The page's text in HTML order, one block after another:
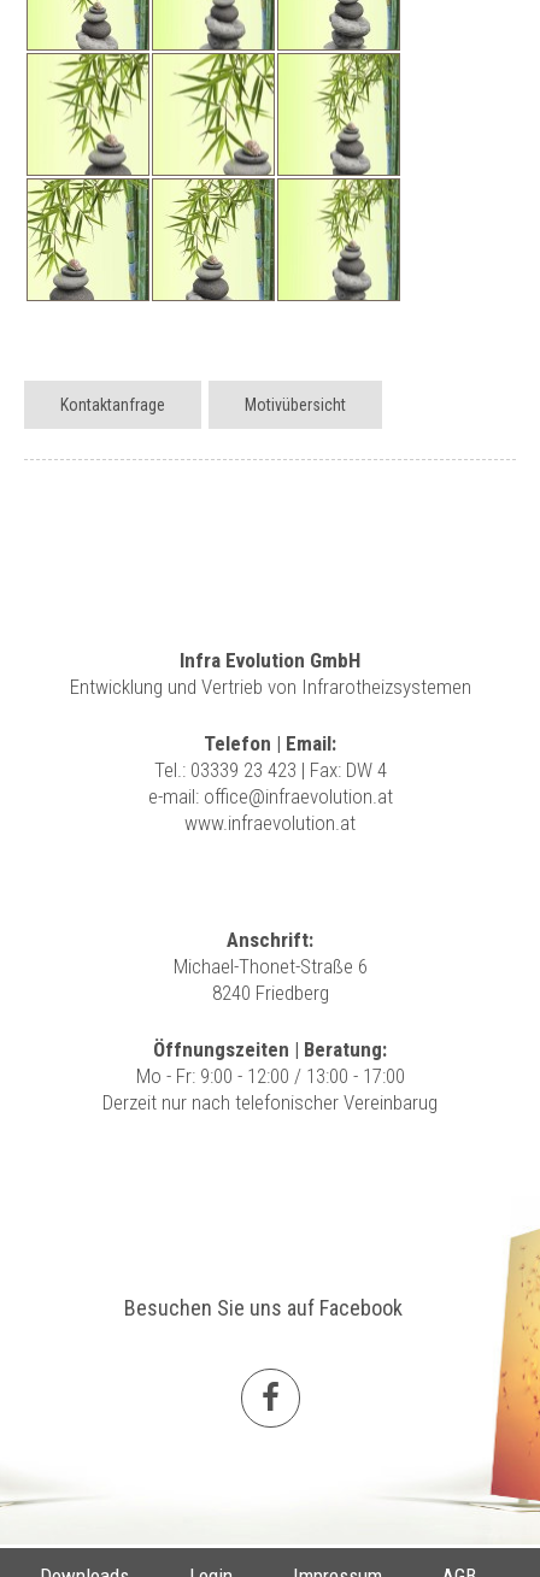
Kontaktanfrage Motivübersicht
Infra Evolution GmbH
Entwicklung und Vertrieb von Infrarotheizsystemen
Telefon | Email:
Tel.: 03339 23 423 | Fax: DW 4
e-mail: office@infraevolution.at
www.infraevolution.at
Anschrift:
Michael-Thonet-Straße 6
8240 Friedberg
Öffnungszeiten | Beratung:
Mo - Fr: 9:00 - 12:00 / 13:00 - 17:00
Derzeit nur nach telefonischer Vereinbarug
Besuchen Sie uns auf Facebook